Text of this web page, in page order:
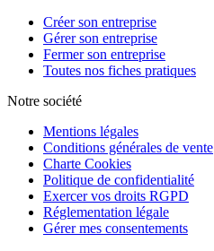
Créer son entreprise
Gérer son entreprise
Fermer son entreprise
Toutes nos fiches pratiques
Notre société
Mentions légales
Conditions générales de vente
Charte Cookies
Politique de confidentialité
Exercer vos droits RGPD
Réglementation légale
Gérer mes consentements